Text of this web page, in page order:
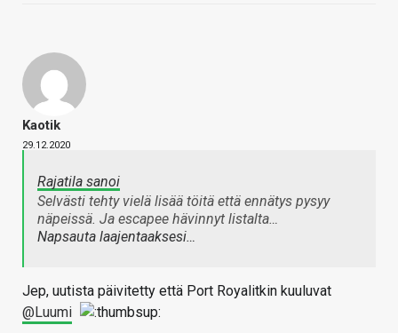
Kaotik
29.12.2020
Rajatila sanoi
Selvästi tehty vielä lisää töitä että ennätys pysyy
näpeissä. Ja escapee hävinnyt listalta…
Napsauta laajentaaksesi…
Jep, uutista päivitetty että Port Royalitkin kuuluvat
@Luumi